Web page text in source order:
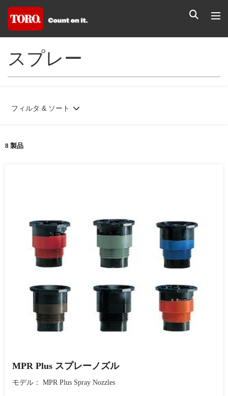
スプレー
8 製品
フィルタ & ソート
MPR Plus スプレーノズル
モデル： MPR Plus Spray Nozzles